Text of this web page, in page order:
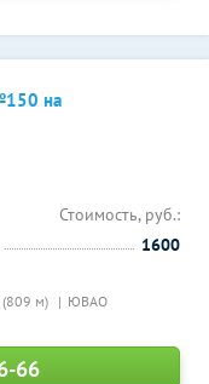
на
(809 м) ЮВАО
Стоимость, руб.:
1600
66